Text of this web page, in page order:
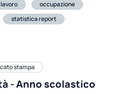
lavoro
occupazione
statistica report
stampa
- Anno scolastico